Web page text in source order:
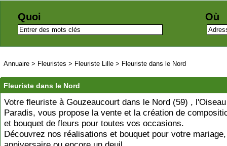
Quoi Où
Annuaire > Fleuristes > Fleuriste Lille > Fleuriste dans le Nord
Fleuriste dans le Nord
Votre fleuriste à Gouzeaucourt dans le Nord (59) ,
Paradis, vous propose la vente et la création de
et bouquet de fleurs pour toutes vos occasions.
Découvrez nos réalisations et bouquet pour votre